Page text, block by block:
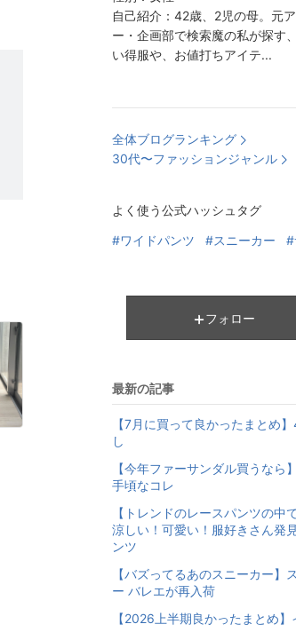
自己紹介： 42歳、2児の母。元
ー・企画部で検索魔の私が探す
い得服や、お値打ちアイテ...
全体ブログランキング
30代〜ファッションジャンル
よく使う公式ハッシュタグ
#ワイドパンツ #スニーカー #
フォロー
最新の記事
【7月に買って良かったまとめ
し
【今年ファーサンダル買うなら
手頃なコレ
【トレンドのレースパンツの中
涼しい！可愛い！服好きさん発
ンツ
【バズってるあのスニーカー】
ー バレエが再入荷
【2026上半期良かったまとめ